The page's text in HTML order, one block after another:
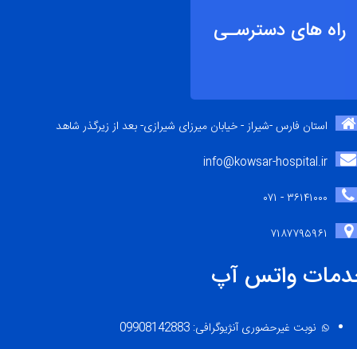
راه های دسترسـی
استان فارس -شیراز - خیابان میرزای شیرازی- بعد از زیرگذر شاهد
info@kowsar-hospital.ir
۳۶۱۴۱۰۰۰ - ۰۷۱
۷۱۸۷۷۹۵۹۶۱
واتس آپ
نوبت غیرحضوری آنژیوگرافی: 09908142883